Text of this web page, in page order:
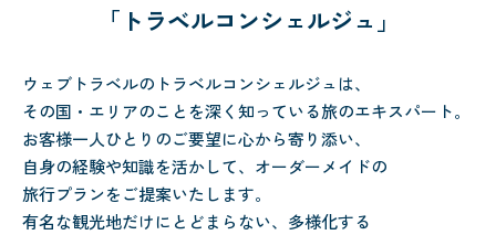
「トラベルコンシェルジュ」
ウェブトラベルのトラベルコンシェルジュは、
その国・エリアのことを深く知っている旅のエキスパート。
お客様一人ひとりのご要望に心から寄り添い、
自身の経験や知識を活かして、オーダーメイドの
旅行プランをご提案いたします。
有名な観光地だけにとどまらない、多様化する